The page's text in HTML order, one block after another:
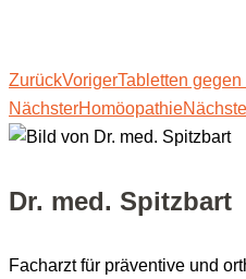
ZurückVorigerTablet­ten
NächsterHomöo­pa­thie
Dr. med. Spitzbart
Facharzt für präventive und